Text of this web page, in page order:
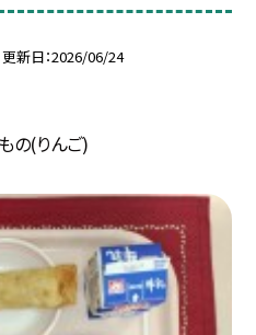
更新日 2026/06/24
の(りんご)